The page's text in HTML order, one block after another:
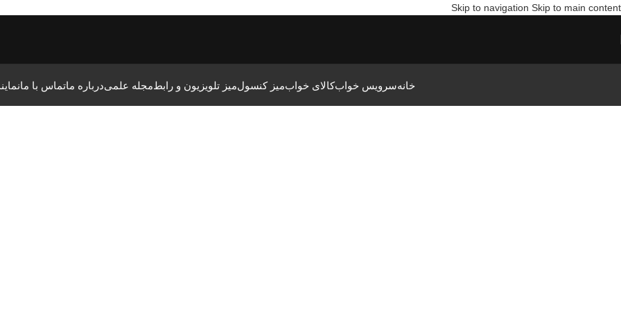
Skip to navigation Skip to main content
خانهسرویس خوابکالای خوابمیز کنسولمیز تلویزیون و رابطمجله علمیدرباره ماتماس با ما